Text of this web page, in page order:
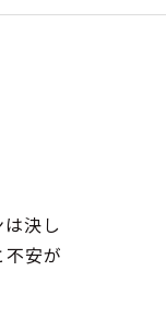
決し
安が